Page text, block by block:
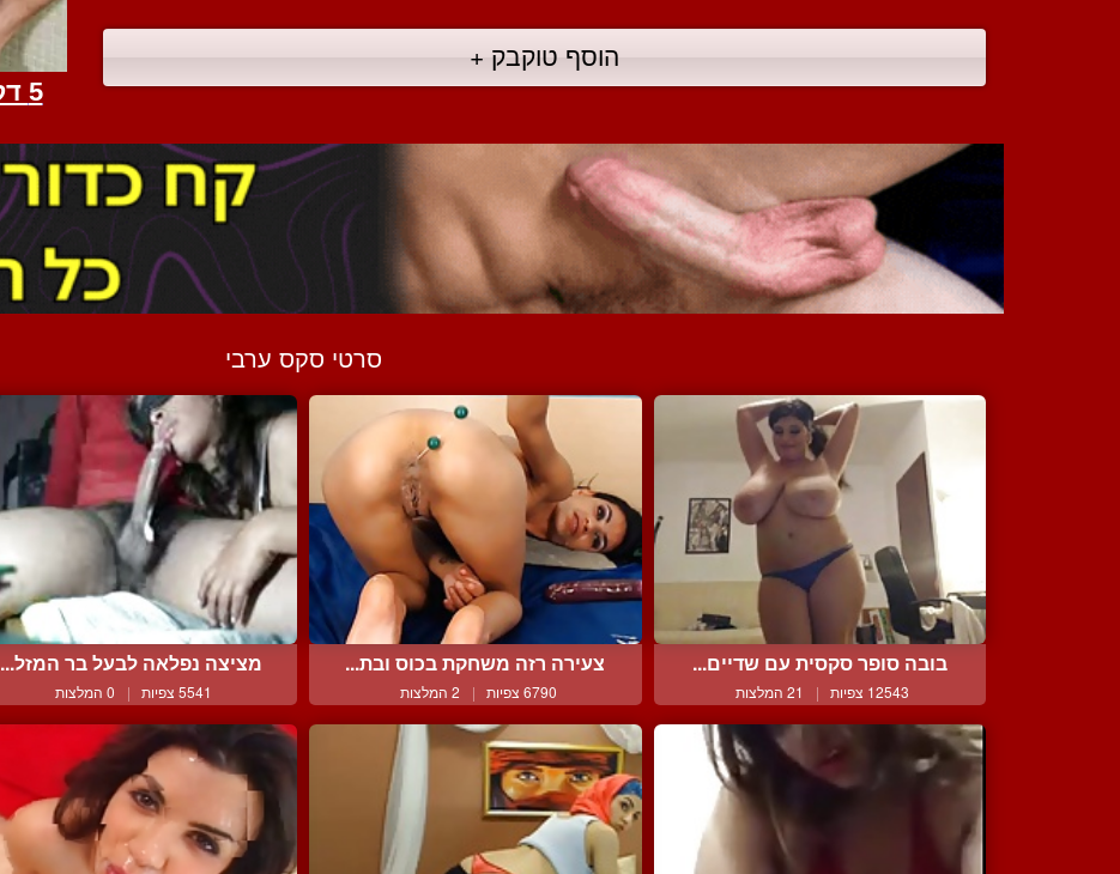
הוסף טוקבק +
סרטי סקס ערבי
בובה סופר סקסית עם שדיים...
12543 צפיות | 21 המלצות
צעירה רזה משחקת בכוס ובת...
6790 צפיות | 2 המלצות
מציצה נפלאה לבעל בר המזל...
5541 צפיות | 0 המלצות